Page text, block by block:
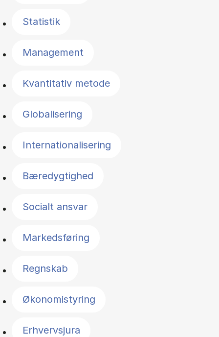
Statistik
Management
Kvantitativ metode
Globalisering
Internationalisering
Bæredygtighed
Socialt ansvar
Markedsføring
Regnskab
Økonomistyring
Erhvervsjura